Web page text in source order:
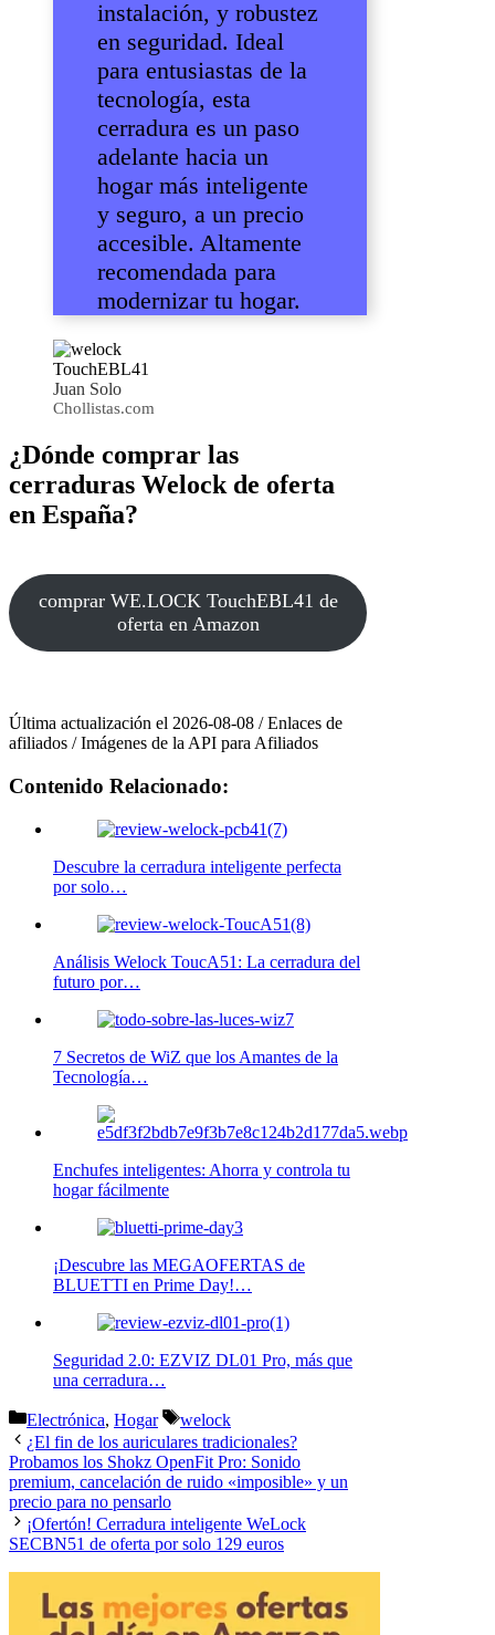
instalación, y robustez
en seguridad. Ideal
para entusiastas de la
tecnología, esta
cerradura es un paso
adelante hacia un
hogar más inteligente
y seguro, a un precio
accesible. Altamente
recomendada para
modernizar tu hogar.
Juan Solo
Chollistas.com
¿Dónde comprar las
cerraduras Welock de oferta
en España?
comprar WE.LOCK TouchEBL41 de
oferta en Amazon
Última actualización el 2026-08-08 / Enlaces de
afiliados / Imágenes de la API para Afiliados
Contenido Relacionado:
Descubre la cerradura inteligente perfecta
por solo…
Análisis Welock ToucA51: La cerradura del
futuro por…
7 Secretos de WiZ que los Amantes de la
Tecnología…
Enchufes inteligentes: Ahorra y controla tu
hogar fácilmente
¡Descubre las MEGAOFERTAS de
BLUETTI en Prime Day!…
Seguridad 2.0: EZVIZ DL01 Pro, más que
una cerradura…
Categorías
Electrónica, Hogar Etiquetas
welock
¿El fin de los auriculares tradicionales?
Probamos los Shokz OpenFit Pro: Sonido
premium, cancelación de ruido «imposible» y un
precio para no pensarlo
¡Ofertón! Cerradura inteligente WeLock
SECBN51 de oferta por solo 129 euros